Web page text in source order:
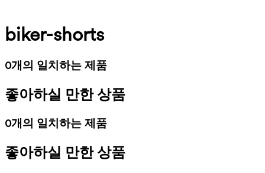
biker-shorts
0개의 일치하는 제품
좋아하실 만한 상품
0개의 일치하는 제품
좋아하실 만한 상품